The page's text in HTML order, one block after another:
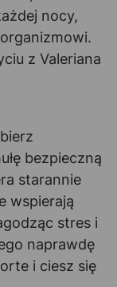
nocy,
z Valeriana
bezpieczną
starannie
wspierają
stres i
naprawdę
i ciesz się